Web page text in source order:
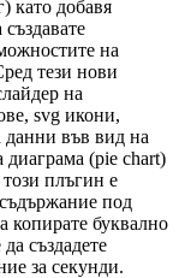
като добавя
на
тези нови
на
svg икони,
данни във вид на
диаграма (pie chart)
плъгин е
под
копирате буквално
създадете
за секунди.